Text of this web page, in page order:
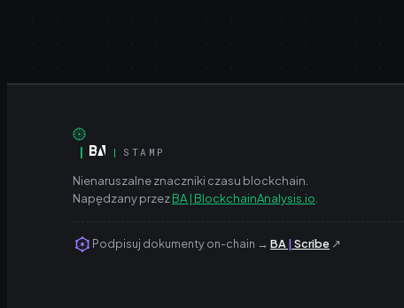
| | STAMP
Nienaruszalne znaczniki czasu blockchain.
Napędzany przezBA | BlockchainAnalysis.io
Podpisuj dokumenty on-chain → BA |Scribe ↗